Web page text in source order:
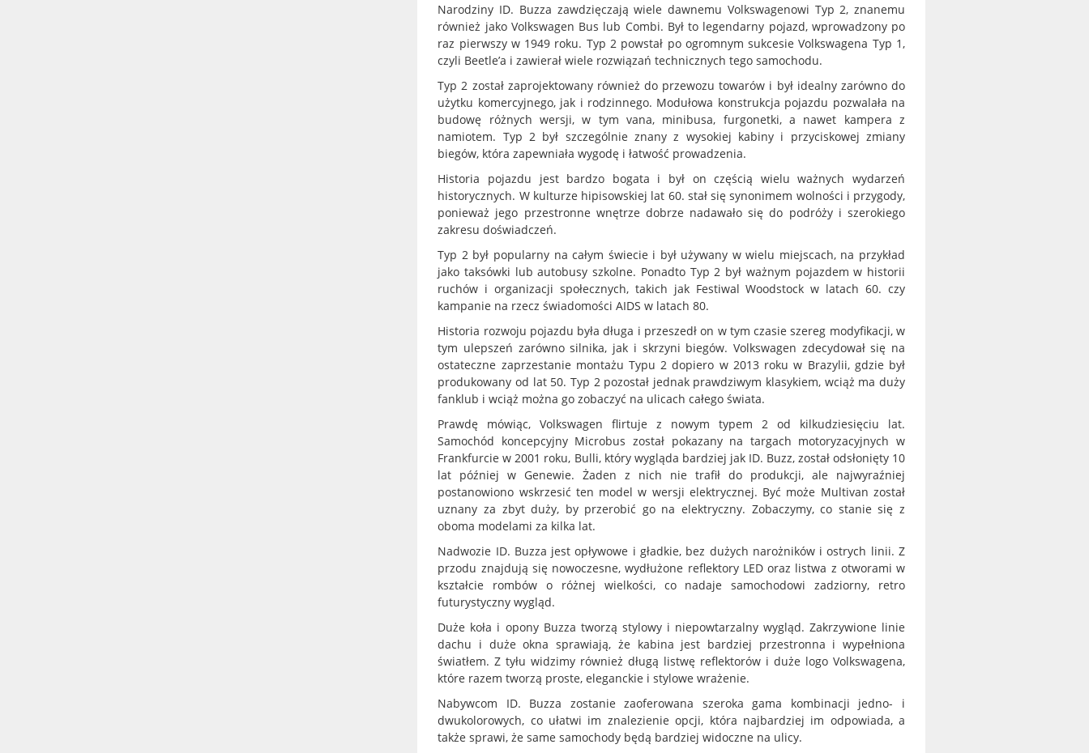
Narodziny ID. Buzza zawdzięczają wiele dawnemu Volkswagenowi Typ 2, znanemu
również jako Volkswagen Bus lub Combi. Był to legendarny pojazd, wprowadzony po
raz pierwszy w 1949 roku. Typ 2 powstał po ogromnym sukcesie Volkswagena Typ 1,
czyli Beetle’a i zawierał wiele rozwiązań technicznych tego samochodu.
Typ 2 został zaprojektowany również do przewozu towarów i był idealny zarówno do
użytku komercyjnego, jak i rodzinnego. Modułowa konstrukcja pojazdu pozwalała na
budowę różnych wersji, w tym vana, minibusa, furgonetki, a nawet kampera z
namiotem. Typ 2 był szczególnie znany z wysokiej kabiny i przyciskowej zmiany
biegów, która zapewniała wygodę i łatwość prowadzenia.
Historia pojazdu jest bardzo bogata i był on częścią wielu ważnych wydarzeń
historycznych. W kulturze hipisowskiej lat 60. stał się synonimem wolności i przygody,
ponieważ jego przestronne wnętrze dobrze nadawało się do podróży i szerokiego
zakresu doświadczeń.
Typ 2 był popularny na całym świecie i był używany w wielu miejscach, na przykład
jako taksówki lub autobusy szkolne. Ponadto Typ 2 był ważnym pojazdem w historii
ruchów i organizacji społecznych, takich jak Festiwal Woodstock w latach 60. czy
kampanie na rzecz świadomości AIDS w latach 80.
Historia rozwoju pojazdu była długa i przeszedł on w tym czasie szereg modyfikacji, w
tym ulepszeń zarówno silnika, jak i skrzyni biegów. Volkswagen zdecydował się na
ostateczne zaprzestanie montażu Typu 2 dopiero w 2013 roku w Brazylii, gdzie był
produkowany od lat 50. Typ 2 pozostał jednak prawdziwym klasykiem, wciąż ma duży
fanklub i wciąż można go zobaczyć na ulicach całego świata.
Prawdę mówiąc, Volkswagen flirtuje z nowym typem 2 od kilkudziesięciu lat.
Samochód koncepcyjny Microbus został pokazany na targach motoryzacyjnych w
Frankfurcie w 2001 roku, Bulli, który wygląda bardziej jak ID. Buzz, został odsłonięty 10
lat później w Genewie. Żaden z nich nie trafił do produkcji, ale najwyraźniej
postanowiono wskrzesić ten model w wersji elektrycznej. Być może Multivan został
uznany za zbyt duży, by przerobić go na elektryczny. Zobaczymy, co stanie się z
oboma modelami za kilka lat.
Nadwozie ID. Buzza jest opływowe i gładkie, bez dużych narożników i ostrych linii. Z
przodu znajdują się nowoczesne, wydłużone reflektory LED oraz listwa z otworami w
kształcie rombów o różnej wielkości, co nadaje samochodowi zadziorny, retro
futurystyczny wygląd.
Duże koła i opony Buzza tworzą stylowy i niepowtarzalny wygląd. Zakrzywione linie
dachu i duże okna sprawiają, że kabina jest bardziej przestronna i wypełniona
światłem. Z tyłu widzimy również długą listwę reflektorów i duże logo Volkswagena,
które razem tworzą proste, eleganckie i stylowe wrażenie.
Nabywcom ID. Buzza zostanie zaoferowana szeroka gama kombinacji jedno- i
dwukolorowych, co ułatwi im znalezienie opcji, która najbardziej im odpowiada, a
także sprawi, że same samochody będą bardziej widoczne na ulicy.